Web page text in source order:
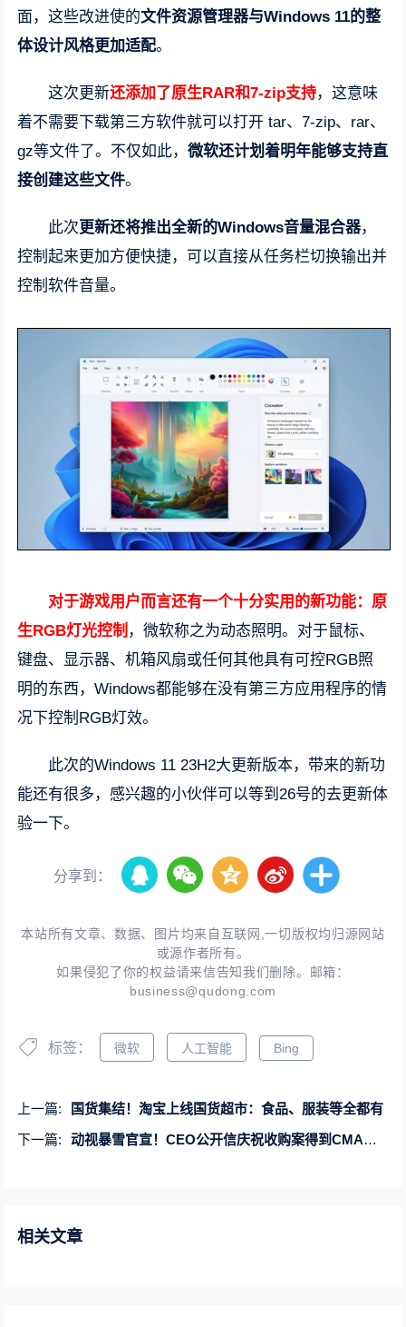
面，这些改进使的文件资源管理器与Windows 11的整
体设计风格更加适配。
这次更新还添加了原生RAR和7-zip支持，这意味
着不需要下载第三方软件就可以打开 tar、7-zip、rar、
gz等文件了。不仅如此，微软还计划着明年能够支持直
接创建这些文件。
此次更新还将推出全新的Windows音量混合器，
控制起来更加方便快捷，可以直接从任务栏切换输出并
控制软件音量。
对于游戏用户而言还有一个十分实用的新功能：原
生RGB灯光控制 ，微软称之为动态照明。对于鼠标、
键盘、显示器、机箱风扇或任何其他具有可控RGB照
明的东西，Windows都能够在没有第三方应用程序的情
况下控制RGB灯效。
此次的Windows 11 23H2大更新版本，带来的新功
能还有很多，感兴趣的小伙伴可以等到26号的去更新体
验一下。
分享到：
本站所有文章、数据、图片均来自互联网,一切版权均归源网站
或源作者所有。
如果侵犯了你的权益请来信告知我们删除。邮箱：
business@qudong.com
标签： 微软 人工智能 Bing
上一篇:
国货集结！淘宝上线国货超市：食品、服装等全都有
下一篇:
动视暴雪官宣！CEO公开信庆祝收购案得到CMA初步批准
相关文章